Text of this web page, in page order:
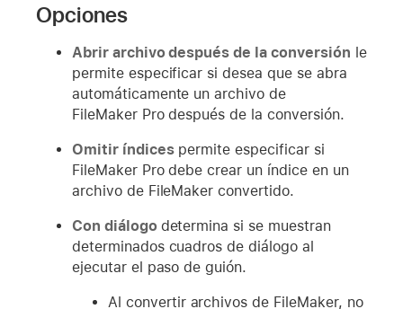
Opciones
Abrir archivo después de la conversión le
permite especificar si desea que se abra
automáticamente un archivo de
FileMaker Pro después de la conversión.
Omitir índicespermite especificar si
FileMaker Pro debe crear un índice en un
archivo de FileMaker convertido.
Con diálogo determina si se muestran
determinados cuadros de diálogo al
ejecutar el paso de guión.
Al convertir archivos de FileMaker, no